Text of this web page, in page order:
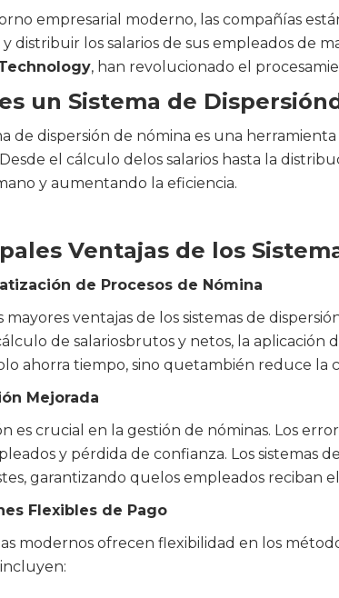
empresarial moderno, las compañías
distribuir los salarios de sus empleados de
, han revolucionado el
un Sistema de
de dispersión de nómina es una
el cálculo delos salarios hasta la
y aumentando la eficiencia.
Ventajas de los
de Procesos de Nómina
mayores ventajas de los sistemas de
de salariosbrutos y netos, la aplicación
ahorra tiempo, sino quetambién reduce la
Mejorada
es crucial en la gestión de nóminas. Los
y pérdida de confianza. Los sistemas
garantizando quelos empleados reciban
Flexibles de Pago
modernos ofrecen flexibilidad en los